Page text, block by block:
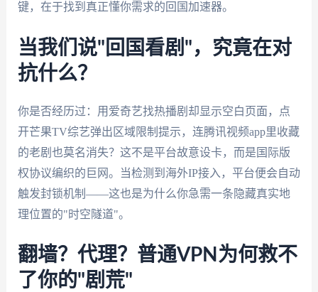
键，在于找到真正懂你需求的回国加速器。
当我们说"回国看剧"，究竟在对
抗什么？
你是否经历过：用爱奇艺找热播剧却显示空白页面，点
开芒果TV综艺弹出区域限制提示，连腾讯视频app里收藏
的老剧也莫名消失？这不是平台故意设卡，而是国际版
权协议编织的巨网。当检测到海外IP接入，平台便会自动
触发封锁机制——这也是为什么你急需一条隐藏真实地
理位置的"时空隧道"。
翻墙？代理？普通VPN为何救不
了你的"剧荒"